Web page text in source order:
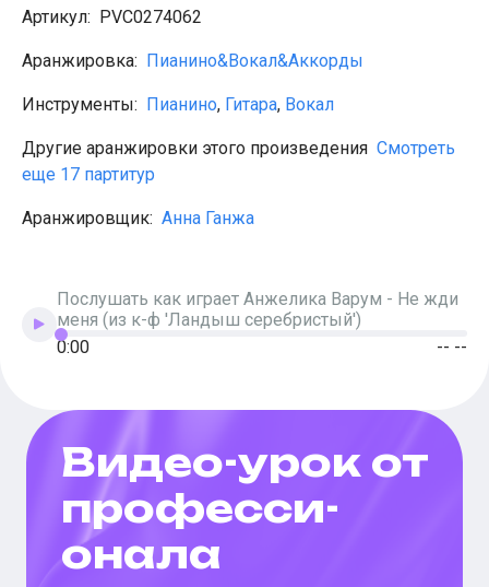
Макс Корж
Ваня Дмитриенко
Noize MC
Элли на маковом поле
Нервы
Любэ
Город 312
Пошлая Молли
Шансон
Михаил Круг
Михаил Шуфутинский
Виктор Петлюра
Бутырка
Александр Розенбаум
Табы для гитары
Легкие аккорды (простые песни)
Аккорды со словами (вокал)
BEARWOLF
Артикул: PVС0274062
Аранжировка: Пианино&Вокал&Аккорды
Инструменты: Пианино, Гитара, Вокал
Другие аранжировки этого произведения Смотреть
еще 17 партитур
Аранжировщик: Анна Ганжа
Послушать как играет Анжелика Варум - Не жди
меня (из к-ф 'Ландыш серебристый')
0:00
-- --
Видео-урок от
профес­си­
она­ла